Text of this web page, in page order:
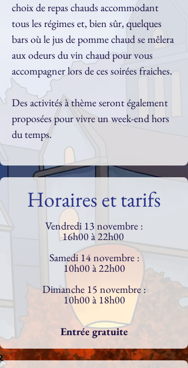
choix de repas chauds accommodant
tous les régimes et, bien sûr, quelques
bars où le jus de pomme chaud se mêlera
aux odeurs du vin chaud pour vous
accompagner lors de ces soirées fraiches.
Des activités à thème seront également
proposées pour vivre un week-end hors
du temps.
Horaires et tarifs
Vendredi 13 novembre :
16h00 à 22h00
Samedi 14 novembre :
10h00 à 22h00
Dimanche 15 novembre :
10h00 à 18h00
Entrée gratuite